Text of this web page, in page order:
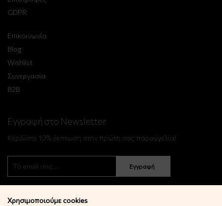
GDPR
Επικοινωνία
Blog
Wishlist
Συνεργασία
B2B
Εγγραφή στο Newsletter
Κερδίστε 10% έκπτωση στην πρώτη σας παραγγελία!
Εγγραφή
Χρησιμοποιούμε cookies